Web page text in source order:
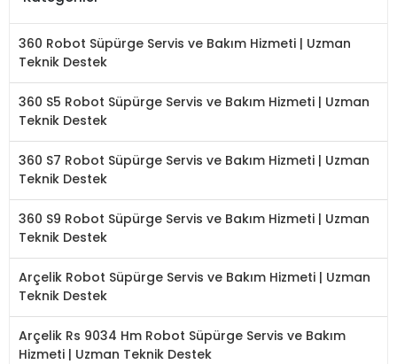
360 Robot Süpürge Servis ve Bakım Hizmeti | Uzman
Teknik Destek
360 S5 Robot Süpürge Servis ve Bakım Hizmeti | Uzman
Teknik Destek
360 S7 Robot Süpürge Servis ve Bakım Hizmeti | Uzman
Teknik Destek
360 S9 Robot Süpürge Servis ve Bakım Hizmeti | Uzman
Teknik Destek
Arçelik Robot Süpürge Servis ve Bakım Hizmeti | Uzman
Teknik Destek
Arçelik Rs 9034 Hm Robot Süpürge Servis ve Bakım
Hizmeti | Uzman Teknik Destek